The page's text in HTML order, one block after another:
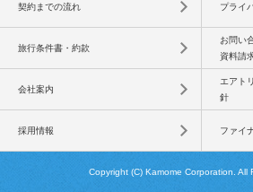
契約までの流れ プライ
旅行条件書・約款
お問い
資料請
会社案内
エアト
針
採用情報 ファイ
Copyright (C) Kamome Corporation. All